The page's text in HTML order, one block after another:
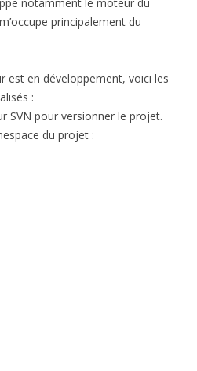
principalement du
est en développement, voici les
:
SVN pour versionner le projet.
du projet :